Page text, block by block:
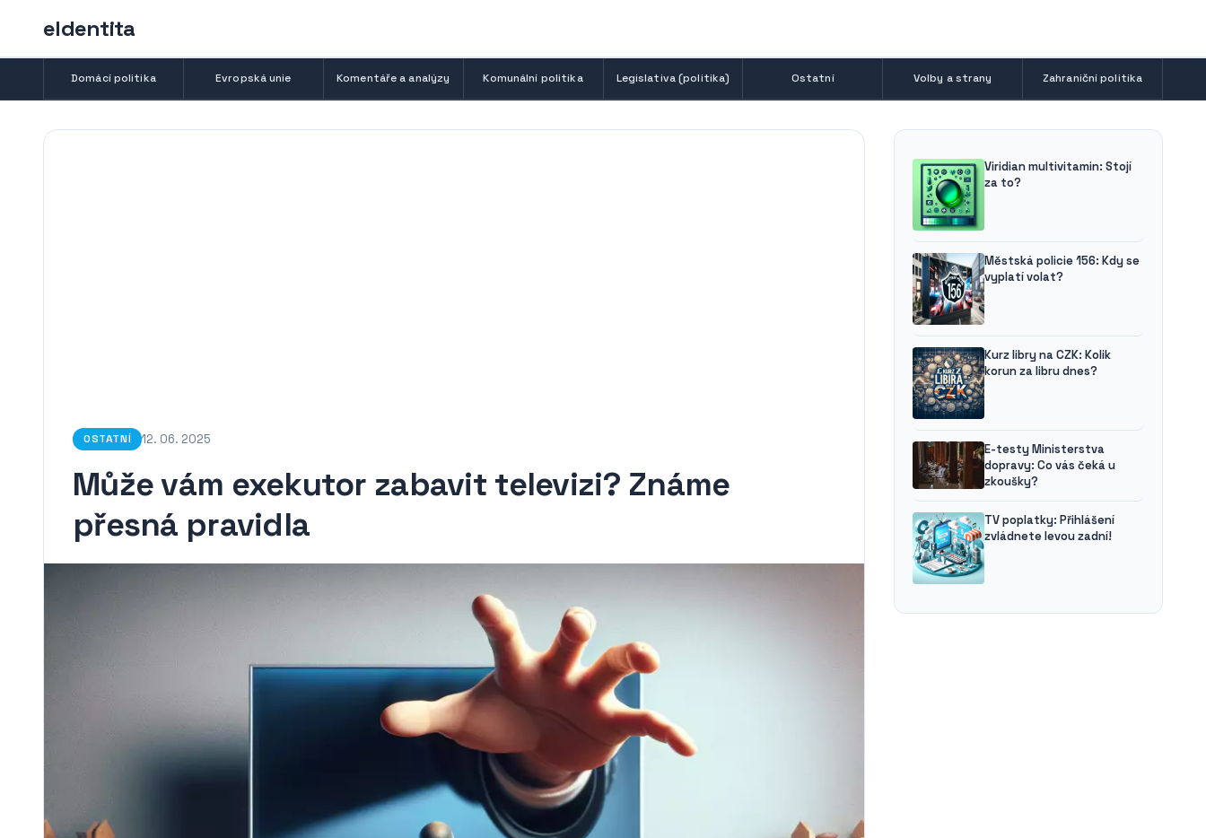
eIdentita
Domácí politika Evropská unie Komentáře a analýzy Komunální politika Legislativa (politika) Ostatní Volby a strany Zahraniční politika
OSTATNÍ 12. 06. 2025
Může vám exekutor zabavit televizi? Známe
přesná pravidla
Viridian multivitamin: Stojí
za to?
Městská policie 156: Kdy se
vyplatí volat?
Kurz libry na CZK: Kolik
korun za libru dnes?
E-testy Ministerstva
dopravy: Co vás čeká u
zkoušky?
TV poplatky: Přihlášení
zvládnete levou zadní!